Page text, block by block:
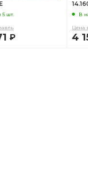
ПРАМО 14-
5 шт.
Р
В
Цена
4